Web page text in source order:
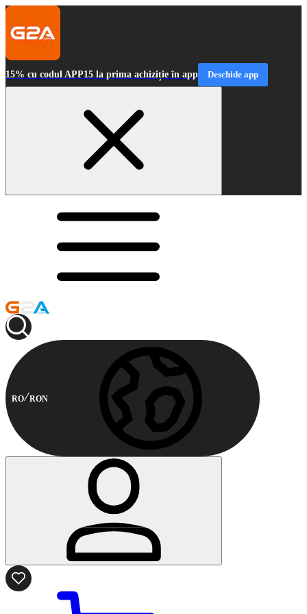
15% cu codul APP15 la prima achiziție în app Deschide app
RO RON